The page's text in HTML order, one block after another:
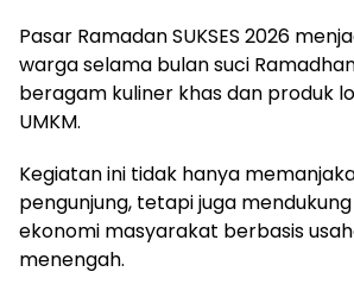
Pasar Ramadan SUKSES 2026
warga selama bulan suci
beragam kuliner khas dan produk
UMKM.
Kegiatan ini tidak hanya
pengunjung, tetapi juga
ekonomi masyarakat berbasis
menengah.